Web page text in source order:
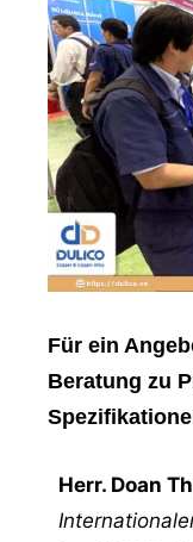
Für ein
Beratung zu
Herr. Doan